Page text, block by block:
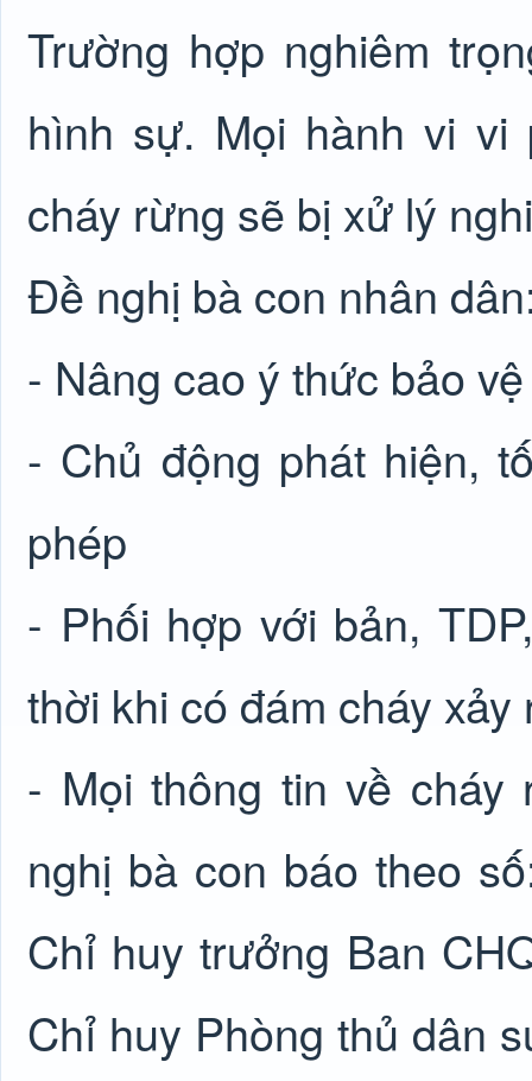
Trường hợp nghiêm
hình sự. Mọi hành vi vi
cháy rừng sẽ bị xử lý
Đề nghị bà con nhân
- Nâng cao ý thức bảo
- Chủ động phát hiện,
phép
- Phối hợp với bản,
thời khi có đám cháy xảy
- Mọi thông tin về
nghị bà con báo theo
Chỉ huy trưởng Ban
Chỉ huy Phòng thủ dân